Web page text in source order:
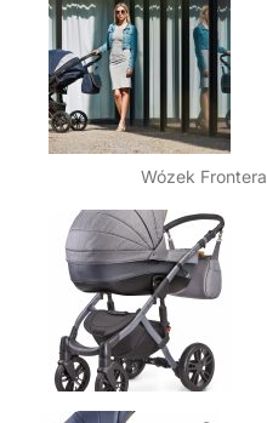
Wózek Frontera